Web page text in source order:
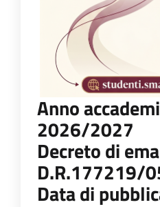
Anno
2026/2027
Decreto di
D.R.177219/
Data di